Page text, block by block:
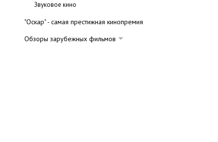
Звуковое кино
"Оскар" - самая престижная кинопремия
Обзоры зарубежных фильмов